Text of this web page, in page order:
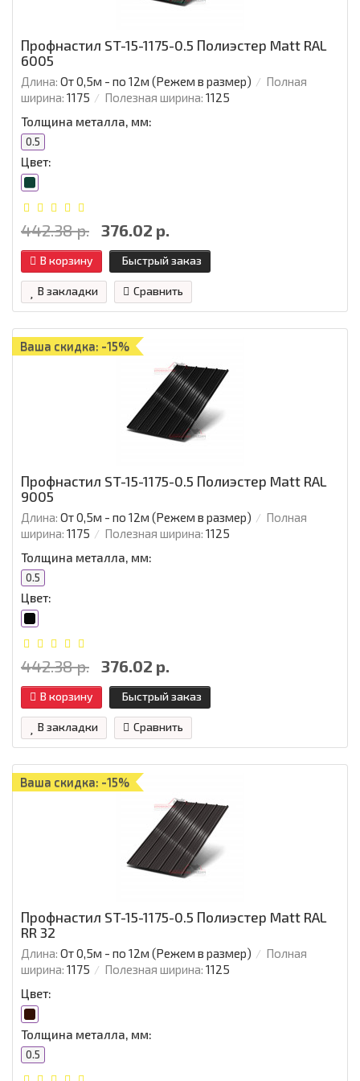
Профнастил ST-15-1175-0.5 Полиэстер Matt RAL
6005
Длина: От 0,5м - по 12м (Режем в размер)
Полная
ширина: 1175 Полезная ширина: 1125
Толщина металла, мм:
0.5
Цвет:
442.38 р. 376.02 р.
В корзину Быстрый заказ
В закладки Сравнить
Ваша скидка: -15%
Профнастил ST-15-1175-0.5 Полиэстер Matt RAL
9005
Длина: От 0,5м - по 12м (Режем в размер)
Полная
ширина: 1175 Полезная ширина: 1125
Толщина металла, мм:
0.5
Цвет:
442.38 р. 376.02 р.
В корзину Быстрый заказ
В закладки Сравнить
Ваша скидка: -15%
Профнастил ST-15-1175-0.5 Полиэстер Matt RAL
RR 32
Длина: От 0,5м - по 12м (Режем в размер)
Полная
ширина: 1175 Полезная ширина: 1125
Цвет:
Толщина металла, мм:
0.5